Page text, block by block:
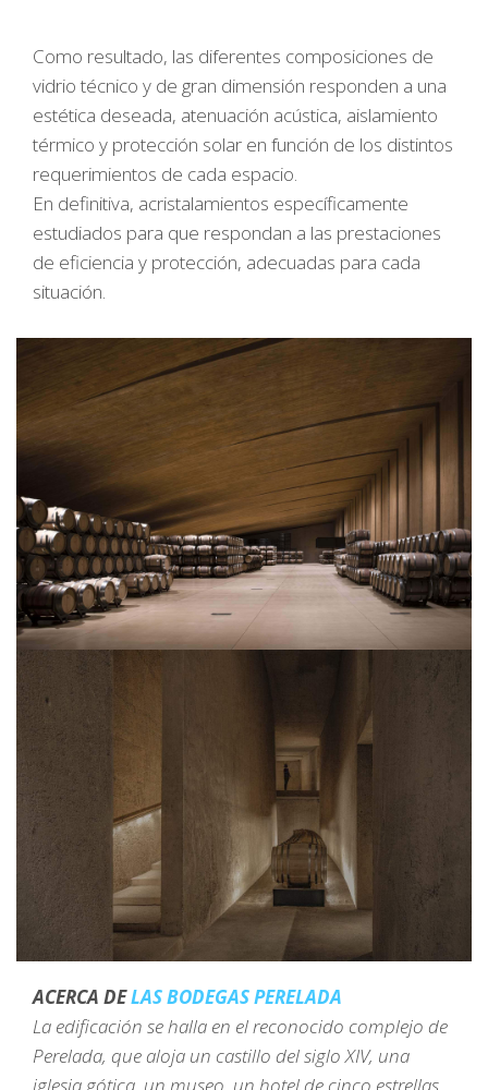
Como resultado, las diferentes composiciones de
vidrio técnico y de gran dimensión responden a una
estética deseada, atenuación acústica, aislamiento
térmico y protección solar en función de los distintos
requerimientos de cada espacio.
En definitiva, acristalamientos específicamente
estudiados para que respondan a las prestaciones
de eficiencia y protección, adecuadas para cada
situación.
ACERCA DELAS BODEGAS PERELADA
La edificación se halla en el reconocido complejo de
Perelada, que aloja un castillo del siglo XIV, una
iglesia gótica, un museo, un hotel de cinco estrellas,